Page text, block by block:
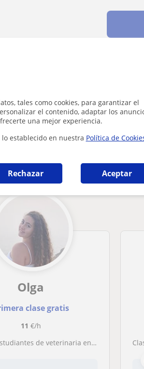
tales como cookies, para garantizar el
el contenido, adaptar los
una mejor experiencia.
lo establecido en nuestra Política de
Rechazar Aceptar
Olga
clase gratis
11 €/h
en la universidad de Zaragoza y me gustaría dar clases de refuerzo de varias materias